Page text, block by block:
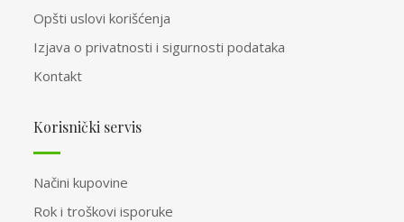
Opšti uslovi korišćenja
Izjava o privatnosti i sigurnosti podataka
Kontakt
Korisnički servis
Načini kupovine
Rok i troškovi isporuke